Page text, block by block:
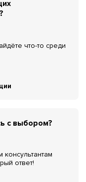
что-то среди
с выбором?
ответ!